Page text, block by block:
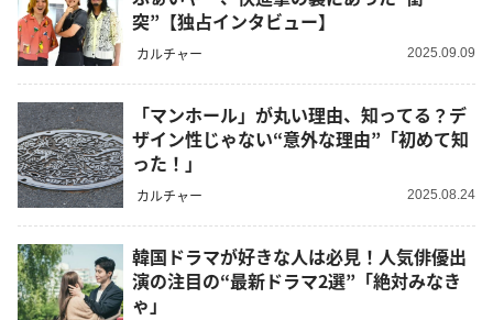
突”【独占インタビュー】
カルチャー 2025.09.09
「マンホール」が丸い理由、知ってる？デ
ザイン性じゃない“意外な理由”「初めて知
った！」
カルチャー 2025.08.24
韓国ドラマが好きな人は必見！人気俳優出
演の注目の“最新ドラマ2選”「絶対みなき
ゃ」